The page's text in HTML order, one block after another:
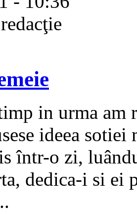
in urma am
ideea
într-o zi,
dedica-i si ei